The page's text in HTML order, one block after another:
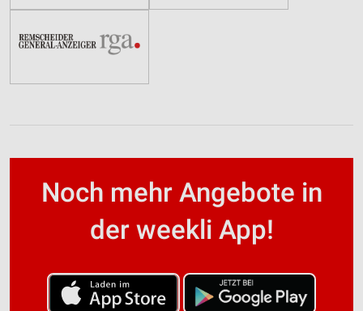
Noch mehr Angebote in
der weekli App!
Werbung